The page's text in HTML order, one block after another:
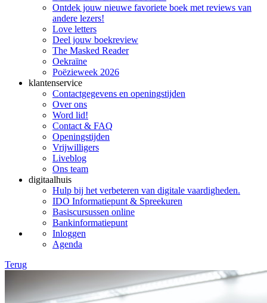
Ontdek jouw nieuwe favoriete boek met reviews van
andere lezers!
Love letters
Deel jouw boekreview
The Masked Reader
Oekraïne
Poëzieweek 2026
klantenservice
Contactgegevens en openingstijden
Over ons
Word lid!
Contact & FAQ
Openingstijden
Vrijwilligers
Liveblog
Ons team
digitaalhuis
Hulp bij het verbeteren van digitale vaardigheden.
IDO Informatiepunt & Spreekuren
Basiscursussen online
Bankinformatiepunt
Inloggen
Agenda
Terug